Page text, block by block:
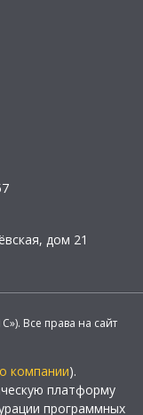
дом 21
Все права на сайт
о компании).
платформу
программных